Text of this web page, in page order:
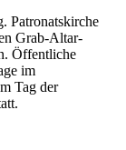
Patronatskirche
Grab-Altar-
Öffentliche
im
Tag der